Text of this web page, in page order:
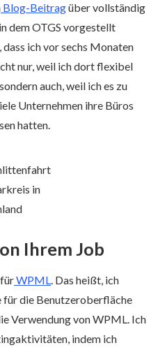
Blog-Beitragüber vollständig
dem OTGS vorgestellt
ich vor sechs Monaten
nur, weil ich dort flexibel
auch, weil ich es zu
Unternehmen ihre Büros
hatten.
in
Ihrem Job
WPML . Das heißt, ich
für die Benutzeroberfläche
Verwendung von WPML. Ich
indem ich